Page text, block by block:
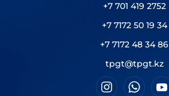
+7 701 419 2752
+7 7172 50 19 34
+7 7172 48 34 86
tpgt@tpgt.kz